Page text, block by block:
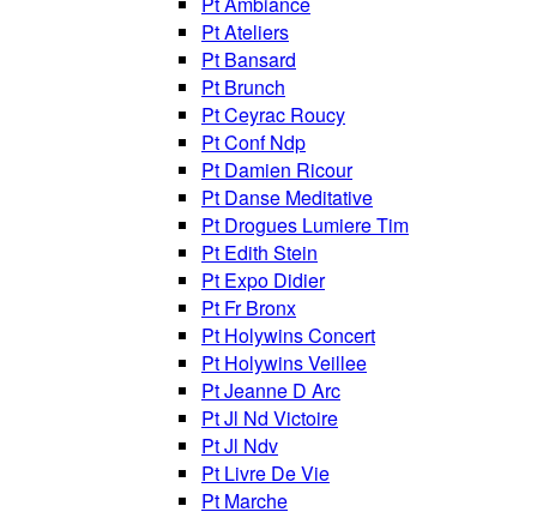
Pt Ateliers
Pt Bansard
Pt Brunch
Pt Ceyrac Roucy
Pt Conf Ndp
Pt Damien Ricour
Pt Danse Meditative
Pt Drogues Lumiere Tim
Pt Edith Stein
Pt Expo Didier
Pt Fr Bronx
Pt Holywins Concert
Pt Holywins Veillee
Pt Jeanne D Arc
Pt Jl Nd Victoire
Pt Jl Ndv
Pt Livre De Vie
Pt Marche